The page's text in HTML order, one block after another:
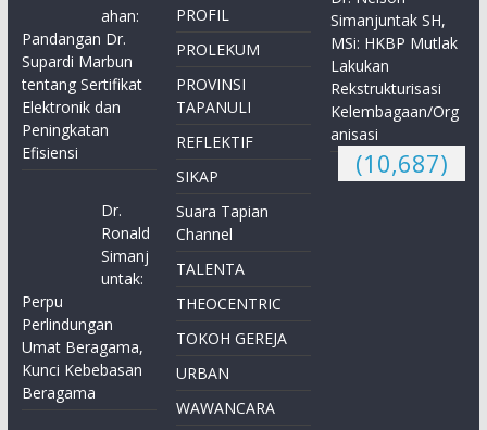
ahan:
Pandangan Dr.
Supardi Marbun
tentang Sertifikat
Elektronik dan
Peningkatan
Efisiensi
Dr.
Ronald
Simanj
untak:
Perpu
Perlindungan
Umat Beragama,
Kunci Kebebasan
Beragama
PROFIL
PROLEKUM
PROVINSI
TAPANULI
REFLEKTIF
SIKAP
Suara Tapian
Channel
TALENTA
THEOCENTRIC
TOKOH GEREJA
URBAN
WAWANCARA
Simanjuntak SH,
MSi: HKBP Mutlak
Lakukan
Rekstrukturisasi
Kelembagaan/Org
anisasi
(10,687)